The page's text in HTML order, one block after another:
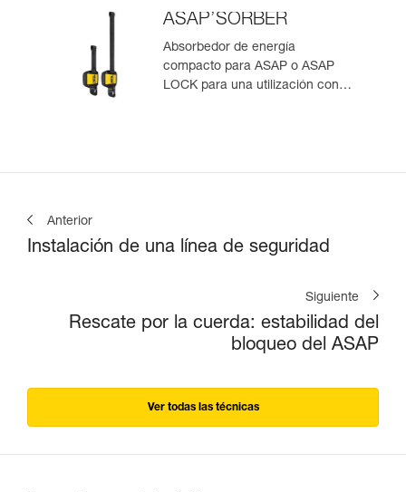
ASAP’SORBER
Absorbedor de energía
compacto para ASAP o ASAP
LOCK para una utilización con
Anterior
Instalación de una línea de seguridad
Siguiente
Rescate por la cuerda: estabilidad del
bloqueo del ASAP
Ver todas las técnicas